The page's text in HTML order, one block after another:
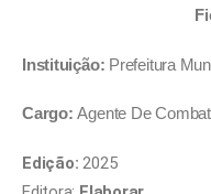
Instituição: Prefeitura
Cargo:Agente De
Edição:2025